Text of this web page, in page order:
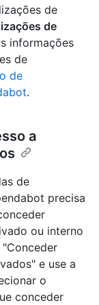
de
de
informações
de
de
.
a
de
precisa
ou interno
e use a
o
conceder